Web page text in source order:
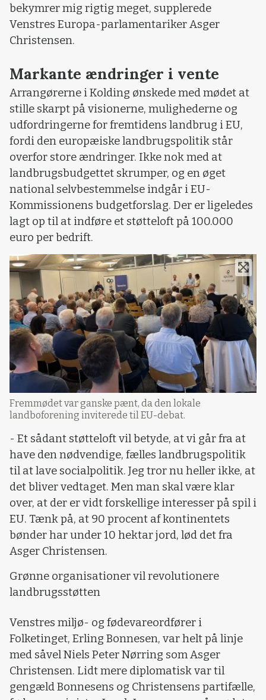
bekymrer mig rigtig meget, supplerede
Venstres Europa-parlamentariker Asger
Christensen.
Markante ændringer i vente
Arrangørerne i Kolding ønskede med mødet at
stille skarpt på visionerne, mulighederne og
udfordringerne for fremtidens landbrug i EU,
fordi den europæiske landbrugspolitik står
overfor store ændringer. Ikke nok med at
landbrugsbudgettet skrumper, og en øget
national selvbestemmelse indgår i EU-
Kommissionens budgetforslag. Der er ligeledes
lagt op til at indføre et støtteloft på 100.000
euro per bedrift.
Fremmødet var ganske pænt, da den lokale
landboforening inviterede til EU-debat.
- Et sådant støtteloft vil betyde, at vi går fra at
have den nødvendige, fælles landbrugspolitik
til at lave socialpolitik. Jeg tror nu heller ikke, at
det bliver vedtaget. Men man skal være klar
over, at der er vidt forskellige interesser på spil i
EU. Tænk på, at 90 procent af kontinentets
bønder har under 10 hektar jord, lød det fra
Asger Christensen.
Grønne organisationer vil revolutionere
landbrugsstøtten
Venstres miljø- og fødevareordfører i
Folketinget, Erling Bonnesen, var helt på linje
med såvel Niels Peter Nørring som Asger
Christensen. Lidt mere diplomatisk var til
gengæld Bonnesens og Christensens partifælle,